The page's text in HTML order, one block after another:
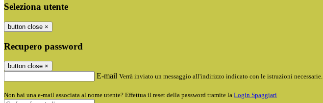
Seleziona utente
button close ×
Recupero password
button close ×
E-mail Verrà inviato un messaggio all'indirizzo indicato con le istruzioni necessarie.
Non hai una e-mail associata al nome utente? Effettua il reset della password tramite la Login Spaggiari